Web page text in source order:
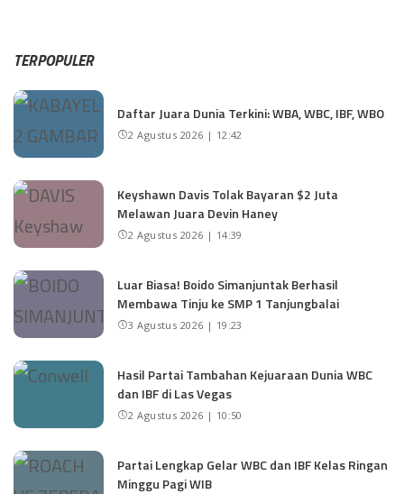
TERPOPULER
Daftar Juara Dunia Terkini: WBA, WBC, IBF, WBO
2 Agustus 2026 | 12:42
Keyshawn Davis Tolak Bayaran $2 Juta
Melawan Juara Devin Haney
2 Agustus 2026 | 14:39
Luar Biasa! Boido Simanjuntak Berhasil
Membawa Tinju ke SMP 1 Tanjungbalai
3 Agustus 2026 | 19:23
Hasil Partai Tambahan Kejuaraan Dunia WBC
dan IBF di Las Vegas
2 Agustus 2026 | 10:50
Partai Lengkap Gelar WBC dan IBF Kelas Ringan
Minggu Pagi WIB